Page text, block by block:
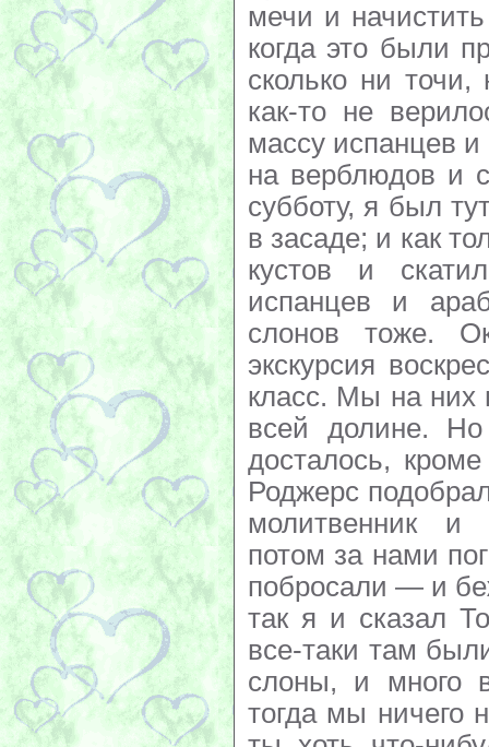
мечи и
когда это были
сколько ни
как-то не
массу испанцев и
на верблюдов и
субботу, я был
в засаде; и как
кустов и
испанцев и
слонов тоже.
экскурсия
класс. Мы на них
всей долине.
досталось,
Роджерс
молитвенник и
потом за нами
побросали — и
так я и сказал
все-таки там
слоны, и много
тогда мы ничего